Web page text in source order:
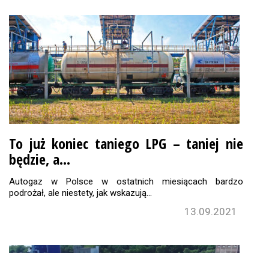
To już koniec taniego LPG – taniej nie
będzie, a…
Autogaz w Polsce w ostatnich miesiącach bardzo
podrożał, ale niestety, jak wskazują…
13.09.2021